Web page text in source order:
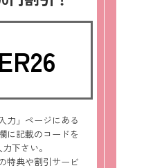
力」ページにある
に記載のコードを
下さい。
特典や割引サービ